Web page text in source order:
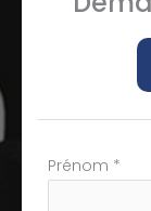
Formulaire
Prénom *